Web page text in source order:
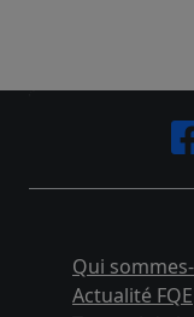
Qui
Actualité FQE